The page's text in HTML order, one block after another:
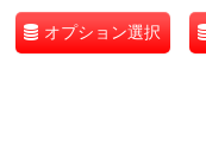
オプション選択